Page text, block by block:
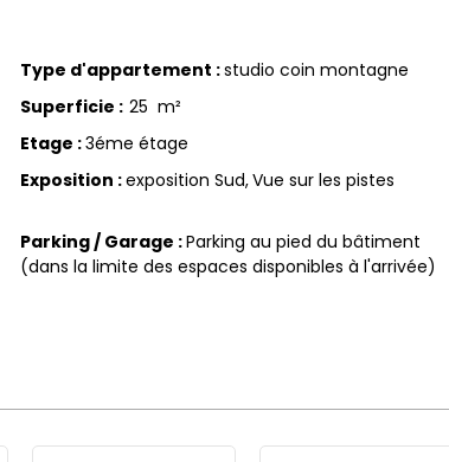
Type d'appartement :studio coin montagne
Superficie : 25 m²
Etage :3éme étage
Exposition :exposition Sud Vue sur les pistes
Parking / Garage :Parking au pied du bâtiment
(dans la limite des espaces disponibles à l'arrivée)